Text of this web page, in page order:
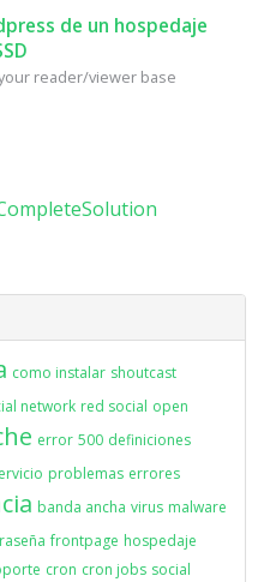
de un hospedaje
reader/viewer base
como instalar shoutcast
network red social open
error 500 definiciones
problemas errores
banda ancha virus malware
frontpage hospedaje
cron cron jobs social